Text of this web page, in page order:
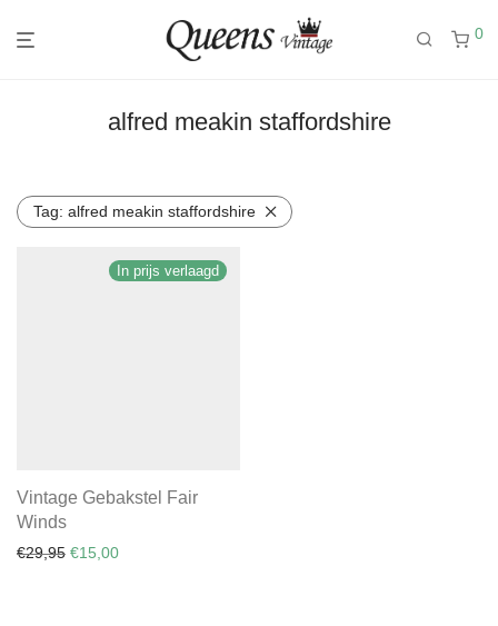
0
alfred meakin staffordshire
Tag: alfred meakin staffordshire
In prijs verlaagd
Vintage Gebakstel Fair
Winds
€29,95 Oorspronkelijke prijs was: €29,95.
€15,00Huidige prijs is: €15,00.